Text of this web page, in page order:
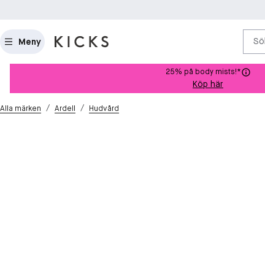
Meny
25% på body mists!*
Köp här
Alla märken / Ardell / Hudvård